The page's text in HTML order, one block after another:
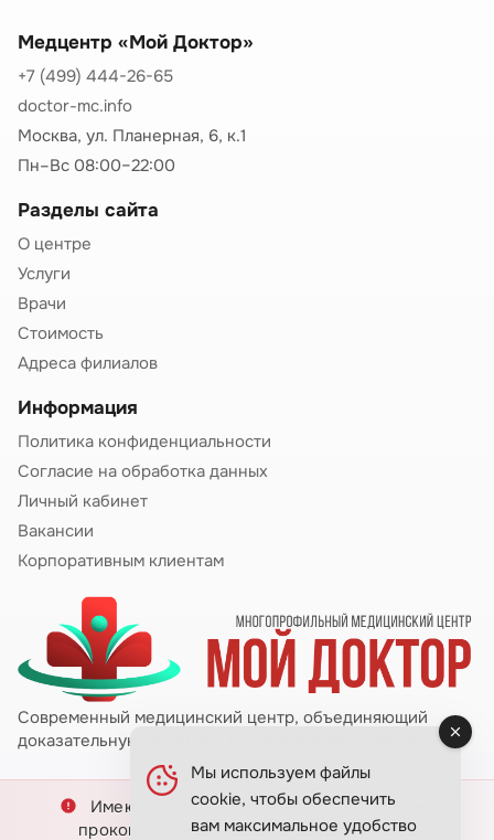
Медцентр «Мой Доктор»
+7 (499) 444-26-65
doctor-mc.info
Москва, ул. Планерная, 6, к.1
Пн–Вс 08:00–22:00
Разделы сайта
О центре
Услуги
Врачи
Стоимость
Адреса филиалов
Информация
Политика конфиденциальности
Согласие на обработка данных
Личный кабинет
Вакансии
Корпоративным клиентам
Современный медицинский центр, объединяющий
доказательную медицину и цифровые технологии.
Имеются противопоказания. Необходимо
проконсультироваться со специалистом.
Мы используем файлы
cookie, чтобы обеспечить
вам максимальное удобство